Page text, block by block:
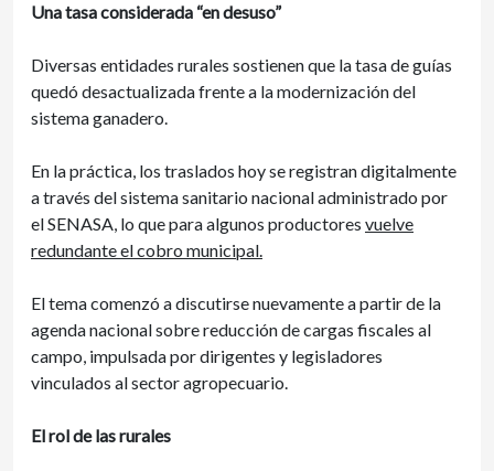
Una tasa considerada “en desuso”
Diversas entidades rurales sostienen que la tasa de guías
quedó desactualizada frente a la modernización del
sistema ganadero.
En la práctica, los traslados hoy se registran digitalmente
a través del sistema sanitario nacional administrado por
el SENASA, lo que para algunos productores vuelve
redundante el cobro municipal.
El tema comenzó a discutirse nuevamente a partir de la
agenda nacional sobre reducción de cargas fiscales al
campo, impulsada por dirigentes y legisladores
vinculados al sector agropecuario.
El rol de las rurales